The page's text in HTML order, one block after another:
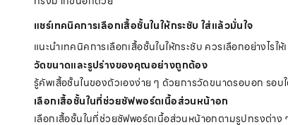
แชร์เทคนิคการเลือกเสื้อชั้นในให้กระชับ ใส่แล้วมั่นใจ
แนะนำเทคนิคการเลือกเสื้อชั้นในให้กระชับ ควรเลือกอย่างไรใ
วัดขนาดและรูปร่างของคุณอย่างถูกต้อง
รู้คัพเสื้อชั้นในของตัวเองง่าย ๆ ด้วยการวัดขนาดรอบอก รอบ
เลือกเสื้อชั้นในที่ช่วยซัฟพอร์ตเนื้อส่วนหน้าอก
เลือกเสื้อชั้นในที่ช่วยซัฟพอร์ตเนื้อส่วนหน้าอกตามรูปทรงต่าง